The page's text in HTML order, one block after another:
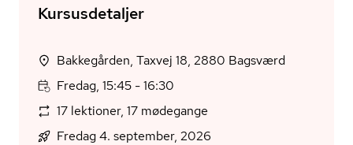
Kursusdetaljer
Bakkegården, Taxvej 18, 2880 Bagsværd
Fredag, 15:45 - 16:30
17 lektioner, 17 mødegange
Fredag 4. september, 2026